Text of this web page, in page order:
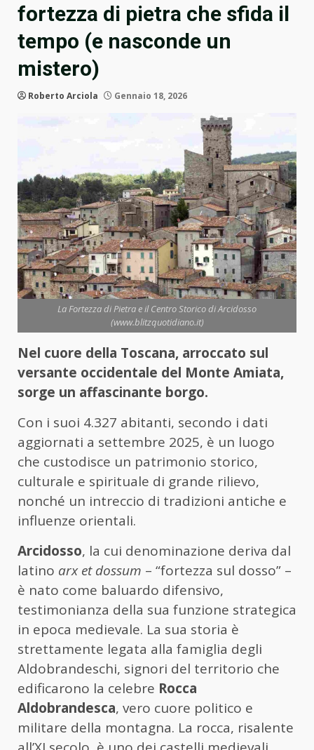
fortezza di pietra che sfida il
tempo (e nasconde un
mistero)
Roberto Arciola Gennaio 18, 2026
La Fortezza di Pietra e il Centro Storico di Arcidosso
(www.blitzquotidiano.it)
Nel cuore della Toscana, arroccato sul
versante occidentale del Monte Amiata,
sorge un affascinante borgo.
Con i suoi 4.327 abitanti, secondo i dati
aggiornati a settembre 2025, è un luogo
che custodisce un patrimonio storico,
culturale e spirituale di grande rilievo,
nonché un intreccio di tradizioni antiche e
influenze orientali.
Arcidosso, la cui denominazione deriva dal
latino arx et dossum – “fortezza sul dosso” –
è nato come baluardo difensivo,
testimonianza della sua funzione strategica
in epoca medievale. La sua storia è
strettamente legata alla famiglia degli
Aldobrandeschi, signori del territorio che
edificarono la celebre Rocca
Aldobrandesca, vero cuore politico e
militare della montagna. La rocca, risalente